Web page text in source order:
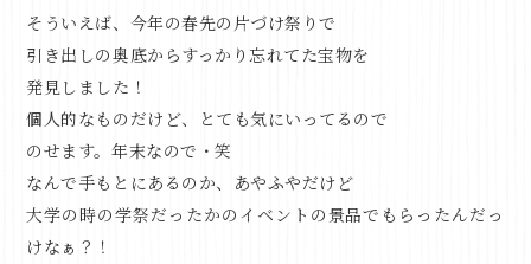
そういえば、今年の春先の片づけ祭りで
引き出しの奥底からすっかり忘れてた宝物を
発見しました！
個人的なものだけど、とても気にいってるので
のせます。年末なので・笑
なんで手もとにあるのか、あやふやだけど
大学の時の学祭だったかのイベントの景品でもらったんだっ
けなぁ？！